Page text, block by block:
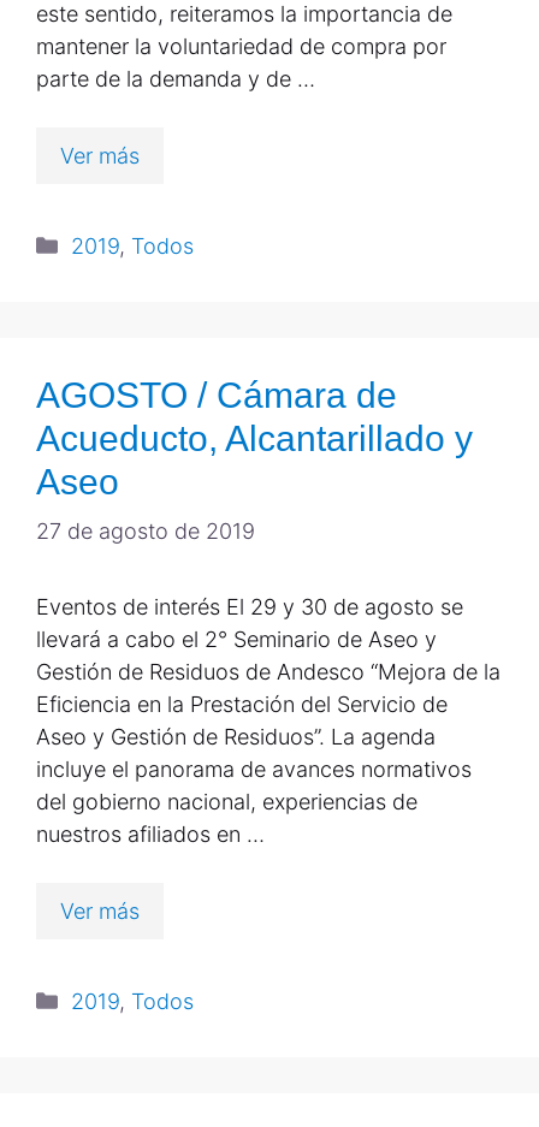
este sentido, reiteramos la importancia de
mantener la voluntariedad de compra por
parte de la demanda y de …
Ver más
2019, Todos
AGOSTO / Cámara de
Acueducto, Alcantarillado y
Aseo
27 de agosto de 2019
Eventos de interés El 29 y 30 de agosto se
llevará a cabo el 2° Seminario de Aseo y
Gestión de Residuos de Andesco “Mejora de la
Eficiencia en la Prestación del Servicio de
Aseo y Gestión de Residuos”. La agenda
incluye el panorama de avances normativos
del gobierno nacional, experiencias de
nuestros afiliados en …
Ver más
2019, Todos